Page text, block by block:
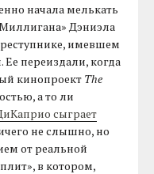
начала мелькать
Дэниэла
имевшем
переиздали, когда
кинопроект The
а то ли
сыграет
не слышно, но
от реальной
в котором,